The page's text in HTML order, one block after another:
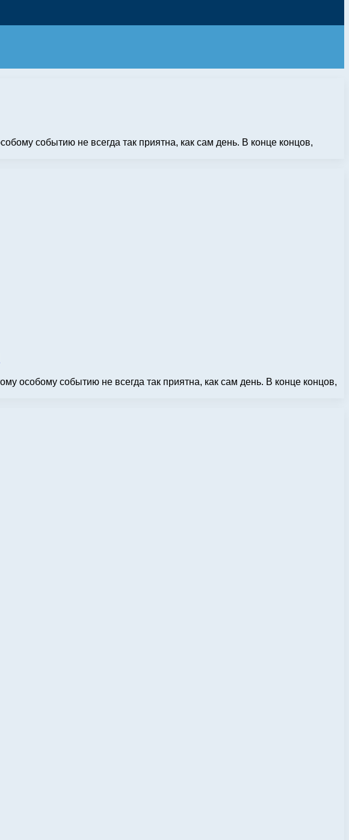
событию не всегда так приятна, как сам день. В конце концов,
особому событию не всегда так приятна, как сам день. В конце концов,